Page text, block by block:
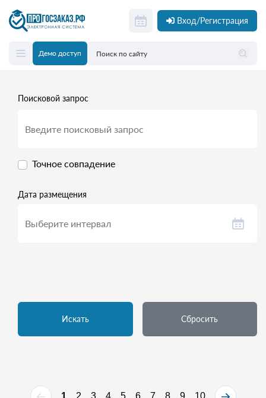
Вход/Регистрация
Демо доступ
Поисковой запрос
Точное совпадение
Дата размещения
Искать Сбросить
1 2 3 4 5 6 7 8 9 10